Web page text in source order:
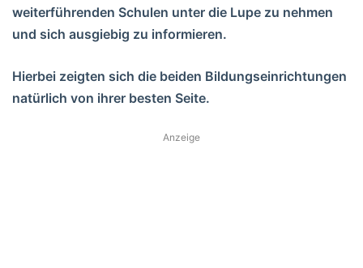
weiterführenden Schulen unter die Lupe zu nehmen
und sich ausgiebig zu informieren.
Hierbei zeigten sich die beiden Bildungseinrichtungen
natürlich von ihrer besten Seite.
Anzeige